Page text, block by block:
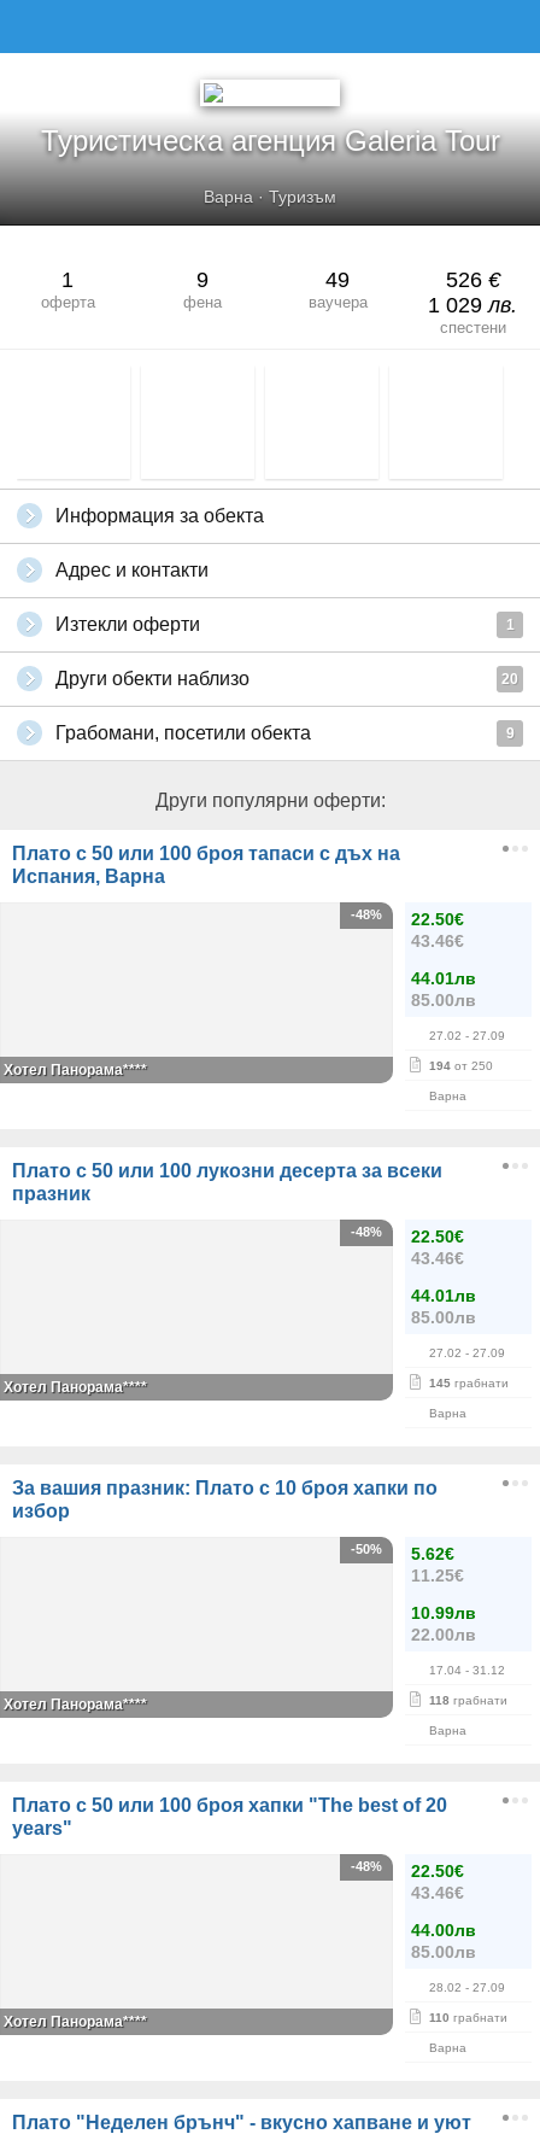
Туристическа агенция Galeria Tour
Варна · Туризъм
1
оферта
9
фена
49
ваучера
526 €
1 029лв.
спестени
Информация за обекта
Адрес и контакти
Изтекли оферти 1
Други обекти наблизо 20
Грабомани, посетили обекта 9
Други популярни оферти:
Плато с 50 или 100 броя тапаси с дъх на
Испания, Варна
22.50€
43.46€
44.01лв
85.00лв
27.02 - 27.09
194 от 250
Варна
-48%
Хотел Панорама****
Плато с 50 или 100 лукозни десерта за всеки
празник
22.50€
43.46€
44.01лв
85.00лв
27.02 - 27.09
145 грабнати
Варна
-48%
Хотел Панорама****
За вашия празник: Плато с 10 броя хапки по
избор
5.62€
11.25€
10.99лв
22.00лв
17.04 - 31.12
118 грабнати
Варна
-50%
Хотел Панорама****
Плато с 50 или 100 броя хапки "The best of 20
years"
22.50€
43.46€
44.00лв
85.00лв
28.02 - 27.09
110 грабнати
Варна
-48%
Хотел Панорама****
Плато "Неделен брънч" - вкусно хапване и уют